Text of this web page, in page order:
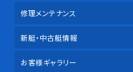
修理メンテナンス
新艇・中古艇情報
お客様ギャラリー